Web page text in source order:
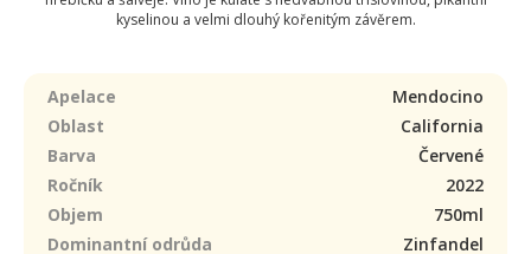
kyselinou a velmi dlouhý kořenitým závěrem.
Apelace
Mendocino
Oblast
California
Barva
Červené
Ročník
2022
Objem
750ml
Dominantní odrůda
Zinfandel